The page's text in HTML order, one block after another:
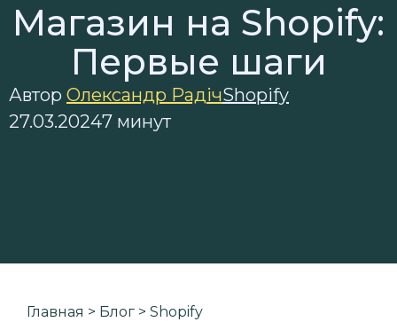
Магазин на Shopify:
Первые шаги
Автор Олександр РадічShopify
27.03.20247 минут
Главная > Блог > Shopify